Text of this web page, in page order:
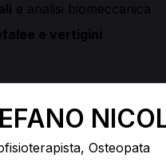
e analisi biomeccanica
e vertigini
Osteopata